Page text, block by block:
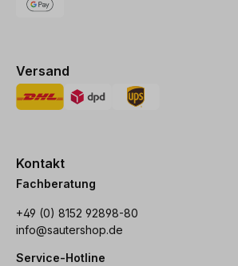
Versand
Kontakt
Fachberatung
+49 (0) 8152 92898-80
info@sautershop.de
Service-Hotline